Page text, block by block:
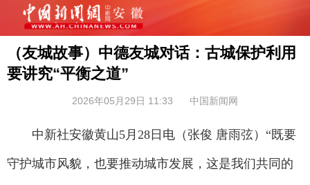
（友城故事）中德友城对话：古城保护利用
要讲究“平衡之道”
2026年05月29日 11:33 中国新闻网
中新社安徽黄山5月28日电（张俊 唐雨弦）“既要
守护城市风貌，也要推动城市发展，这是我们共同的